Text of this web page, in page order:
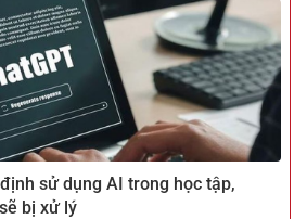
sử dụng AI trong học tập,
bị xử lý